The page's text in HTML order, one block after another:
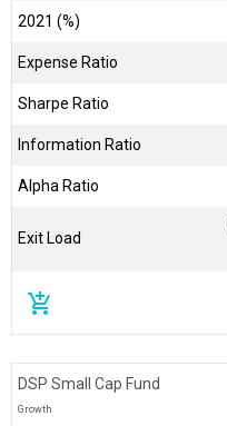
2021 (%)
Expense Ratio
Sharpe Ratio
Information Ratio
Alpha Ratio
Exit Load
add_shopping_cart
DSP Small Cap Fund
Growth